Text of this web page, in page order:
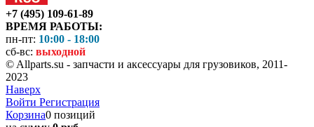
+7 (495) 109-61-89
ВРЕМЯ РАБОТЫ:
пн-пт: 10:00 - 18:00
сб-вс: выходной
© Allparts.su - запчасти и аксессуары для грузовиков, 2011-
2023
Наверх
Войти Регистрация
Корзина0 позиций